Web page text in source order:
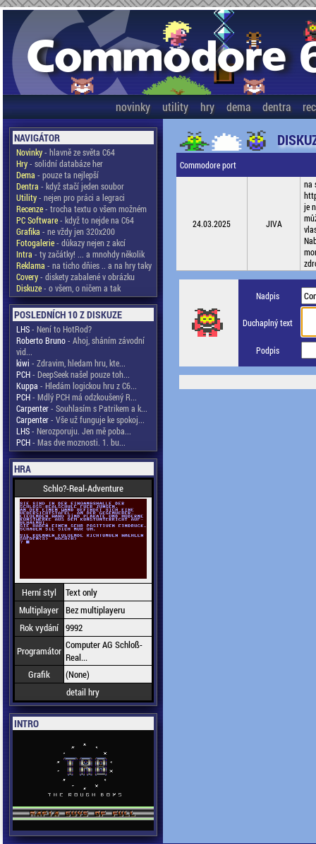
novinky utility hry dema dentra
NAVIGÁTOR
Novinky- hlavně ze světa C64
Hry- solidní databáze her
Dema - pouze ta nejlepší
Dentra - když stačí jeden soubor
Utility- nejen pro práci a legraci
Recenze- trocha textu o všem možném
PC Software- když to nejde na C64
Grafika - ne vždy jen 320x200
Fotogalerie- důkazy nejen z akcí
Intra - ty začátky! ... a mnohdy několik
Reklama - na ticho dňies .. a na hry taky
Covery- diskety zabalené v obrázku
Diskuze- o všem, o ničem a tak
POSLEDNÍCH 10 Z DISKUZE
LHS- Není to HotRod?
Roberto Bruno- Ahoj, sháním závodní
vid...
kiwi - Zdravim, hledam hru, kte...
PCH- DeepSeek našel pouze toh...
Kuppa - Hledám logickou hru z C6...
PCH- Mdlý PCH má odzkoušený R...
Carpenter- Souhlasím s Patrikem a k...
Carpenter- Vše už funguje ke spokoj...
LHS- Nerozporuju. Jen mě poba...
PCH- Mas dve moznosti. 1. bu...
HRA
Schlo?-Real-Adventure
Herní styl
Text only
Multiplayer Bez multiplayeru
Rok vydání 9992
Programátor Computer AG Schloß-
Real...
Grafik
(None)
detail hry
INTRO
Commodore port
24.03.2025 JIVA
na
je
Nadpis
Duchaplný text
Podpis